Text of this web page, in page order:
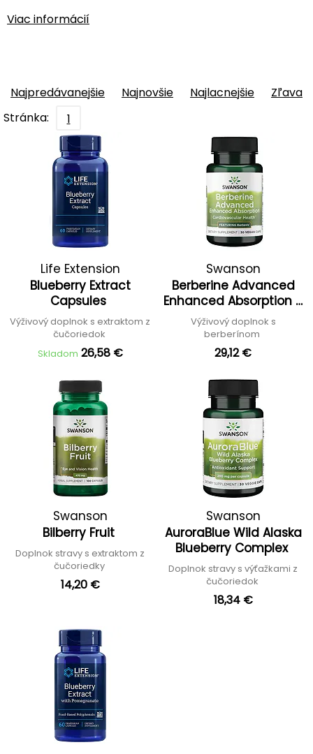
Viac informácií
Najpredávanejšie Najnovšie Najlacnejšie
Zľava
Stránka:
1
Life Extension
Blueberry Extract
Capsules
Výživový doplnok s extraktom z
čučoriedok
Skladom 26,58 €
Swanson
Berberine Advanced
Enhanced Absorption -
Featuring Berbevis '27
Výživový doplnok s
berberínom
29,12 €
Swanson
Bilberry Fruit
Doplnok stravy s extraktom z
čučoriedky
14,20 €
Swanson
AuroraBlue Wild Alaska
Blueberry Complex
Doplnok stravy s výťažkami z
čučoriedok
18,34 €